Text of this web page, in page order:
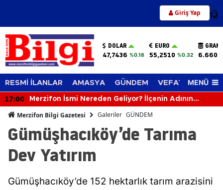
Giriş Yap 12
DOLAR
47,7436 %0.18
EURO
55,2510 %0.32
RESMİ İLANLAR AMASYA GÜNDEM VEFAT EDENLER
MENÜ
16:43 Merzifon’da Soğan Tarlaları Mercek Altında!
Merzifon Bilgi Gazetesi Galeriler GÜNDEM
Gümüşhacıköy’de Tarıma
Dev Yatırım
Gümüşhacıköy’de 152 hektarlık tarım arazisini